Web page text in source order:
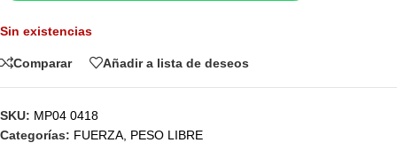
Sin existencias
Comparar Añadir a lista de deseos
SKU: MP04 0418
Categorías: FUERZA PESO LIBRE